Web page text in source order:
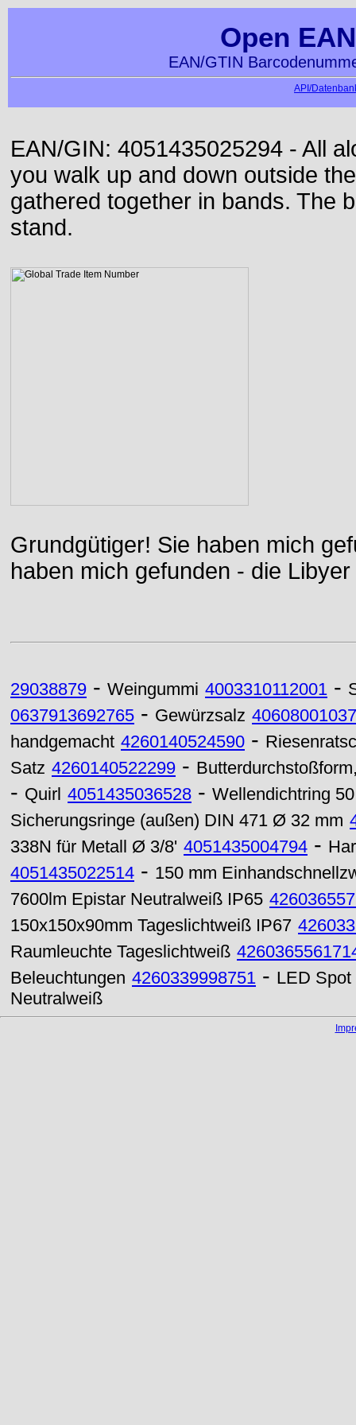
Open
EAN/GTIN
API/
EAN/GIN: 4051435025294 - All
you walk up and down outside
gathered together in bands. The
stand.
Grundgütiger! Sie haben mich
haben mich gefunden - die
29038879 - Weingummi 4003310112001 -
0637913692765 - Gewürzsalz
handgemacht 4260140524590 -
Satz 4260140522299 -
- Quirl 4051435036528 - Wellendichtring
Sicherungsringe (außen) DIN 471 Ø 32 mm
338N für Metall Ø 3/8' 4051435004794 -
4051435022514 - 150 mm
7600lm Epistar Neutralweiß IP65
150x150x90mm Tageslichtweiß IP67
Raumleuchte Tageslichtweiß
Beleuchtungen 4260339998751 - LED Spot
Neutralweiß